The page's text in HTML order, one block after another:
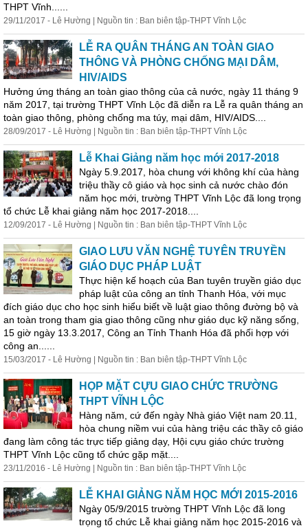
THPT Vĩnh......
29/11/2017 - Lê Hường | Nguồn tin : Ban biên tập-THPT Vĩnh Lộc
LỄ RA QUÂN THÁNG AN TOÀN GIAO
THÔNG VÀ PHÒNG CHỐNG MẠI DÂM,
HIV/AIDS
Hưởng ứng tháng an toàn giao thông của cả nước, ngày 11 tháng 9
năm 2017, tại trường THPT Vĩnh Lộc đã diễn ra Lễ ra quân tháng an
toàn giao thông, phòng chống ma túy, mại dâm, HIV/AIDS....
28/09/2017 - Lê Hường | Nguồn tin : Ban biên tập-THPT Vĩnh Lộc
Lễ Khai Giảng năm học mới 2017-2018
Ngày 5.9.2017, hòa chung với không khí của hàng
triệu thầy cô giáo và học sinh cả nước chào đón
năm học mới, trường THPT Vĩnh Lộc đã long trọng
tổ chức Lễ khai giảng năm học 2017-2018....
12/09/2017 - Lê Hường | Nguồn tin : Ban biên tập-THPT Vĩnh Lộc
GIAO LƯU VĂN NGHỆ TUYÊN TRUYỀN
GIÁO DỤC PHÁP LUẬT
Thực hiện kế hoạch của Ban tuyên truyền giáo dục
pháp luật của công an tỉnh Thanh Hóa, với mục
đích giáo dục cho học sinh hiểu biết về luật giao thông đường bộ và
an toàn trong tham gia giao thông cũng như giáo dục kỹ năng sống,
15 giờ ngày 13.3.2017, Công an Tỉnh Thanh Hóa đã phối hợp với
công an......
15/03/2017 - Lê Hường | Nguồn tin : Ban biên tập-THPT Vĩnh Lộc
HỌP MẶT CỰU GIAO CHỨC TRƯỜNG
THPT VĨNH LỘC
Hàng năm, cứ đến ngày Nhà giáo Việt nam 20.11,
hòa chung niềm vui của hàng triệu các thầy cô giáo
đang làm công tác trực tiếp giảng dạy, Hội cựu giáo chức trường
THPT Vĩnh Lộc cũng tổ chức gặp mặt....
23/11/2016 - Lê Hường | Nguồn tin : Ban biên tập-THPT Vĩnh Lộc
LỄ KHAI GIẢNG NĂM HỌC MỚI 2015-2016
Ngày 05/9/2015 trường THPT Vĩnh Lộc đã long
trọng tổ chức Lễ khai giảng năm học 2015-2016 và